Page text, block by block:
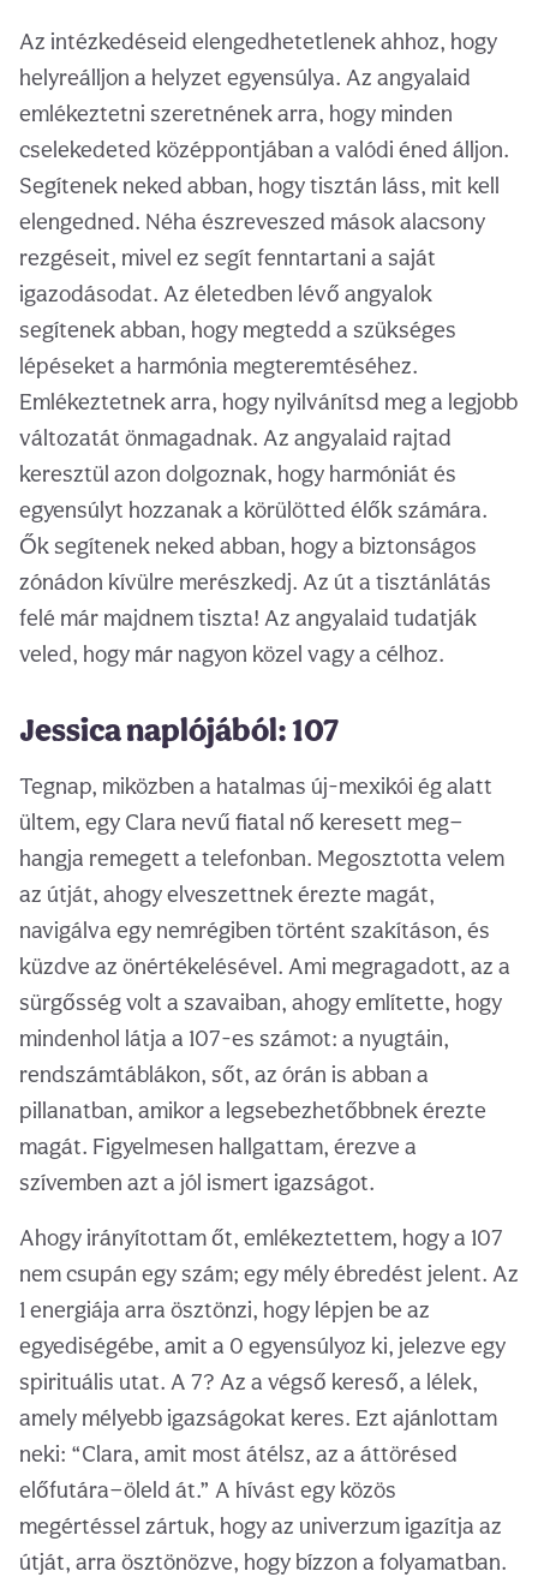
Az intézkedéseid elengedhetetlenek ahhoz, hogy
helyreálljon a helyzet egyensúlya. Az angyalaid
emlékeztetni szeretnének arra, hogy minden
cselekedeted középpontjában a valódi éned álljon.
Segítenek neked abban, hogy tisztán láss, mit kell
elengedned. Néha észreveszed mások alacsony
rezgéseit, mivel ez segít fenntartani a saját
igazodásodat. Az életedben lévő angyalok
segítenek abban, hogy megtedd a szükséges
lépéseket a harmónia megteremtéséhez.
Emlékeztetnek arra, hogy nyilvánítsd meg a legjobb
változatát önmagadnak. Az angyalaid rajtad
keresztül azon dolgoznak, hogy harmóniát és
egyensúlyt hozzanak a körülötted élők számára.
Ők segítenek neked abban, hogy a biztonságos
zónádon kívülre merészkedj. Az út a tisztánlátás
felé már majdnem tiszta! Az angyalaid tudatják
veled, hogy már nagyon közel vagy a célhoz.
Jessica naplójából: 107
Tegnap, miközben a hatalmas új-mexikói ég alatt
ültem, egy Clara nevű fiatal nő keresett meg—
hangja remegett a telefonban. Megosztotta velem
az útját, ahogy elveszettnek érezte magát,
navigálva egy nemrégiben történt szakításon, és
küzdve az önértékelésével. Ami megragadott, az a
sürgősség volt a szavaiban, ahogy említette, hogy
mindenhol látja a 107-es számot: a nyugtáin,
rendszámtáblákon, sőt, az órán is abban a
pillanatban, amikor a legsebezhetőbbnek érezte
magát. Figyelmesen hallgattam, érezve a
szívemben azt a jól ismert igazságot.
Ahogy irányítottam őt, emlékeztettem, hogy a 107
nem csupán egy szám; egy mély ébredést jelent. Az
1 energiája arra ösztönzi, hogy lépjen be az
egyediségébe, amit a 0 egyensúlyoz ki, jelezve egy
spirituális utat. A 7? Az a végső kereső, a lélek,
amely mélyebb igazságokat keres. Ezt ajánlottam
neki: “Clara, amit most átélsz, az a áttörésed
előfutára—öleld át.” A hívást egy közös
megértéssel zártuk, hogy az univerzum igazítja az
útját, arra ösztönözve, hogy bízzon a folyamatban.